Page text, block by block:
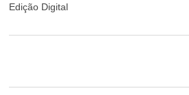
Edição Digital